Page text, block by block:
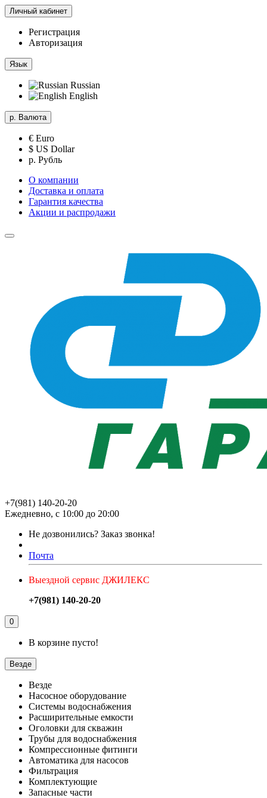
Личный кабинет
Регистрация
Авторизация
Язык
Russian
English
р. Валюта
€ Euro
$ US Dollar
р. Рубль
О компании
Доставка и оплата
Гарантия качества
Акции и распродажи
+7(981) 140-20-20
Ежедневно, с 10:00 до 20:00
Не дозвонились? Заказ звонка!
Почта
Выездной сервис ДЖИЛЕКС
+7(981) 140-20-20
0
В корзине пусто!
Везде
Везде
Насосное оборудование
Системы водоснабжения
Расширительные емкости
Оголовки для скважин
Трубы для водоснабжения
Компрессионные фитинги
Автоматика для насосов
Фильтрация
Комплектующие
Запасные части